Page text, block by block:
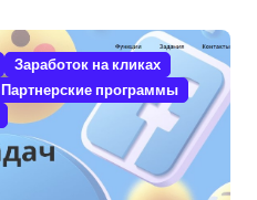
Заработок на кликах
Партнерские программы